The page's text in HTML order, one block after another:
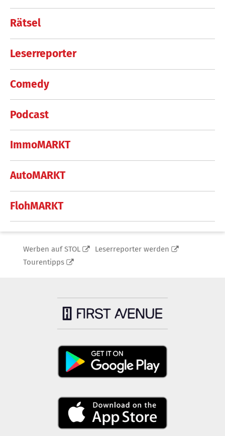
Rätsel
Leserreporter
Comedy
Podcast
ImmoMARKT
AutoMARKT
FlohMARKT
Werben auf STOL
Leserreporter werden
Tourentipps